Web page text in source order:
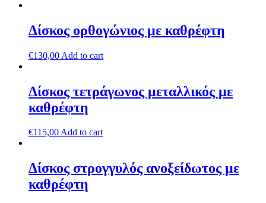
Δίσκος ορθογώνιος με καθρέφτη
€130,00 Add to cart
Δίσκος τετράγωνος μεταλλικός με
καθρέφτη
€115,00Add to cart
Δίσκος στρογγυλός ανοξείδωτος με
καθρέφτη